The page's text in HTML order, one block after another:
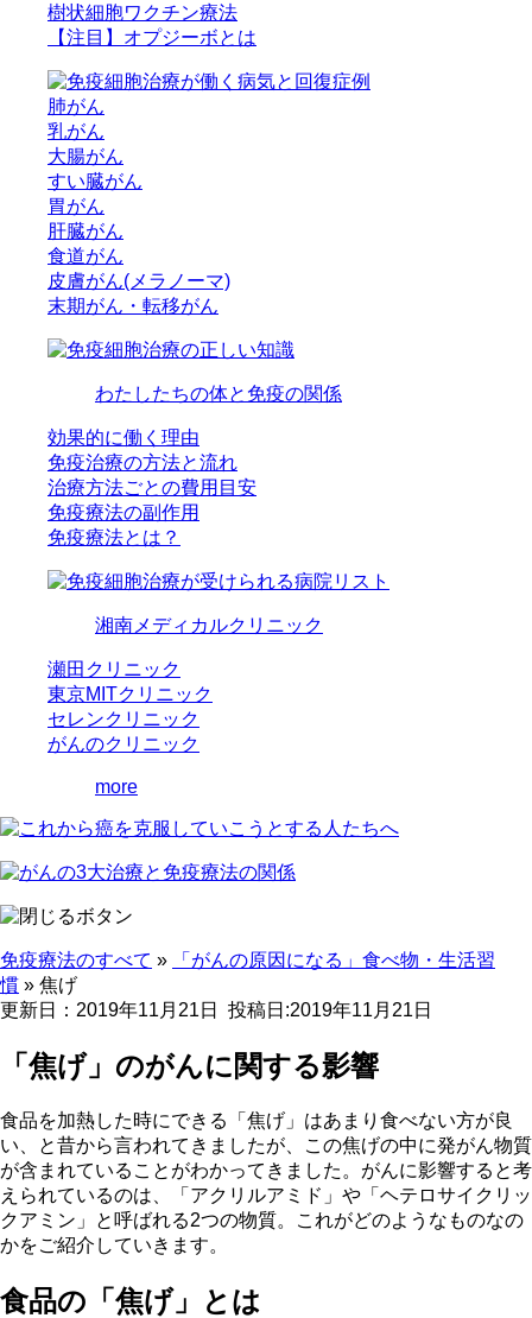
樹状細胞ワクチン療法
【注目】オプジーボとは
肺がん
乳がん
大腸がん
すい臓がん
胃がん
肝臓がん
食道がん
皮膚がん(メラノーマ)
末期がん・転移がん
わたしたちの体と免疫の関係
効果的に働く理由
免疫治療の方法と流れ
治療方法ごとの費用目安
免疫療法の副作用
免疫療法とは？
湘南メディカルクリニック
瀬田クリニック
東京MITクリニック
セレンクリニック
がんのクリニック
more
免疫療法のすべて »
「がんの原因になる」食べ物・生活習
慣 » 焦げ
更新日：2019年11月21日
投稿日:2019年11月21日
「焦げ」のがんに関する影響
食品を加熱した時にできる「焦げ」はあまり食べない方が良
い、と昔から言われてきましたが、この焦げの中に発がん物質
が含まれていることがわかってきました。がんに影響すると考
えられているのは、「アクリルアミド」や「ヘテロサイクリッ
クアミン」と呼ばれる2つの物質。これがどのようなものなの
かをご紹介していきます。
食品の「焦げ」とは